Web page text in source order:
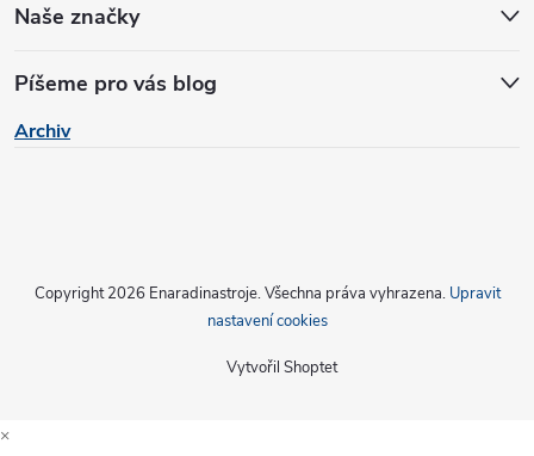
i
s
u
Naše značky
Píšeme pro vás blog
Archiv
Vytvořil Shoptet
Copyright 2026 Enaradinastroje. Všechna práva vyhrazena. Upravit
nastavení cookies
×